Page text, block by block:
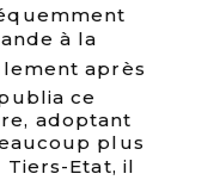
à la
après
ce
adoptant
plus
Tiers-Etat, il